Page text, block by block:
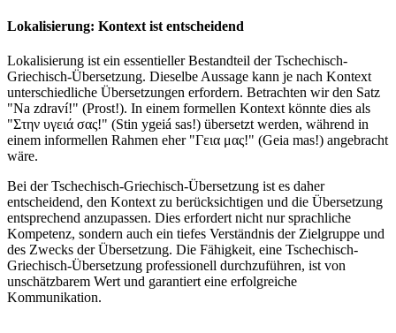
Lokalisierung: Kontext ist entscheidend
Lokalisierung ist ein essentieller Bestandteil der Tschechisch-
Griechisch-Übersetzung. Dieselbe Aussage kann je nach Kontext
unterschiedliche Übersetzungen erfordern. Betrachten wir den Satz
"Na zdraví!" (Prost!). In einem formellen Kontext könnte dies als
"Στην υγειά σας!" (Stin ygeiá sas!) übersetzt werden, während in
einem informellen Rahmen eher "Γεια μας!" (Geia mas!) angebracht
wäre.
Bei der Tschechisch-Griechisch-Übersetzung ist es daher
entscheidend, den Kontext zu berücksichtigen und die Übersetzung
entsprechend anzupassen. Dies erfordert nicht nur sprachliche
Kompetenz, sondern auch ein tiefes Verständnis der Zielgruppe und
des Zwecks der Übersetzung. Die Fähigkeit, eine Tschechisch-
Griechisch-Übersetzung professionell durchzuführen, ist von
unschätzbarem Wert und garantiert eine erfolgreiche
Kommunikation.